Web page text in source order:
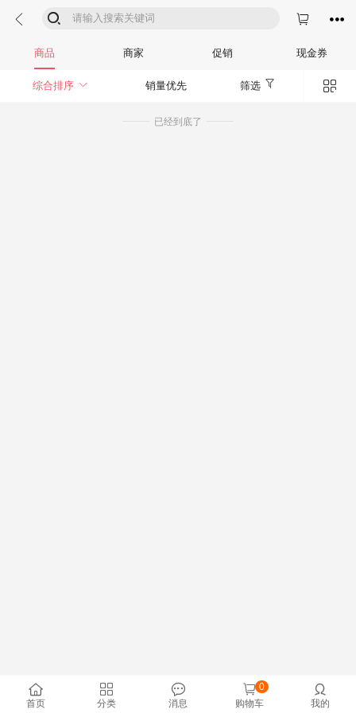
  

商品 商家 促销 现金券
综合排序  销量优先 筛选 
已经到底了

首页

分类

消息

购物车
0 
我的